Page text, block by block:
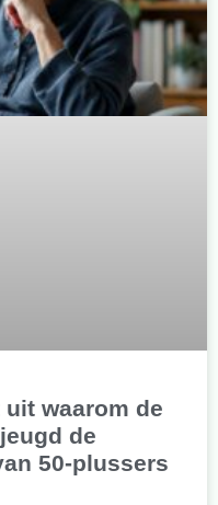
waarom de
de
50-plussers